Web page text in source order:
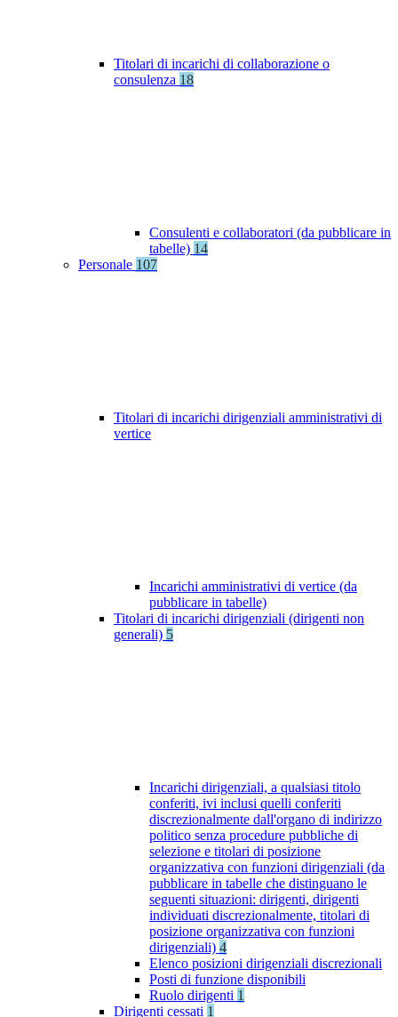
Titolari di incarichi di collaborazione o
consulenza 18
Consulenti e collaboratori (da pubblicare in
tabelle) 14
Personale 107
Titolari di incarichi dirigenziali amministrativi di
vertice
Incarichi amministrativi di vertice (da
pubblicare in tabelle)
Titolari di incarichi dirigenziali (dirigenti non
generali) 5
Incarichi dirigenziali, a qualsiasi titolo
conferiti, ivi inclusi quelli conferiti
discrezionalmente dall'organo di indirizzo
politico senza procedure pubbliche di
selezione e titolari di posizione
organizzativa con funzioni dirigenziali (da
pubblicare in tabelle che distinguano le
seguenti situazioni: dirigenti, dirigenti
individuati discrezionalmente, titolari di
posizione organizzativa con funzioni
dirigenziali) 4
Elenco posizioni dirigenziali discrezionali
Posti di funzione disponibili
Ruolo dirigenti 1
Dirigenti cessati 1